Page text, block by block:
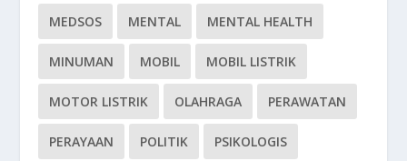
MEDSOS MENTAL MENTAL HEALTH
MINUMAN MOBIL MOBIL LISTRIK
MOTOR LISTRIK OLAHRAGA PERAWATAN
PERAYAAN POLITIK PSIKOLOGIS